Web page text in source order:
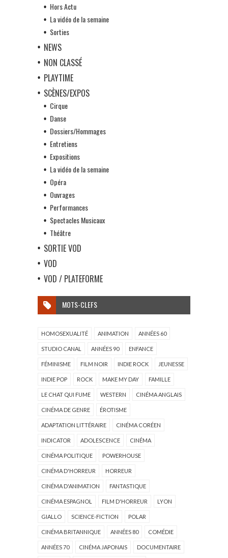
Hors Actu
La vidéo de la semaine
Sorties
NEWS
NON CLASSÉ
PLAYTIME
SCÈNES/EXPOS
Cirque
Danse
Dossiers/Hommages
Entretiens
Expositions
La vidéo de la semaine
Opéra
Ouvrages
Performances
Spectacles Musicaux
Théâtre
SORTIE VOD
VOD
VOD / PLATEFORME
MOTS-CLEFS
HOMOSEXUALITÉ ANIMATION ANNÉES 60
STUDIO CANAL ANNÉES 90 ENFANCE
FÉMINISME FILM NOIR INDIE ROCK JEUNESSE
INDIE POP ROCK MAKE MY DAY FAMILLE
LE CHAT QUI FUME WESTERN CINÉMA ANGLAIS
CINÉMA DE GENRE ÉROTISME
ADAPTATION LITTÉRAIRE CINÉMA CORÉEN
INDICATOR ADOLESCENCE CINÉMA
CINÉMA POLITIQUE POWERHOUSE
CINÉMA D'HORREUR HORREUR
CINÉMA D'ANIMATION FANTASTIQUE
CINÉMA ESPAGNOL FILM D'HORREUR LYON
GIALLO SCIENCE-FICTION POLAR
CINÉMA BRITANNIQUE ANNÉES 80 COMÉDIE
ANNÉES 70 CINÉMA JAPONAIS DOCUMENTAIRE